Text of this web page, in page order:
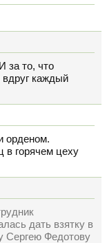
за то, что
каждый
орденом.
в горячем цеху
дать взятку в
Сергею Федотову